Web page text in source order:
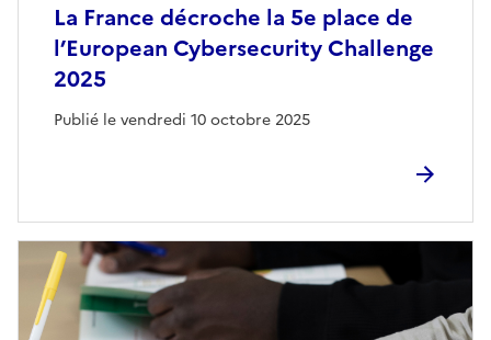
La France décroche la 5e place de
l’European Cybersecurity Challenge
2025
Publié le vendredi 10 octobre 2025